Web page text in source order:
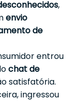
,
envio
de
entrou
chat de
satisfatória.
ingressou